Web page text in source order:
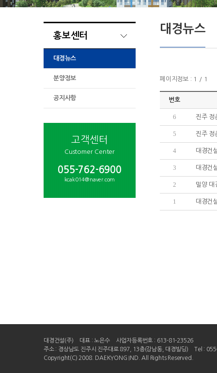
홍보센터
대경뉴스
분양정보
공지사항
고객센터
Customer Center
055-762-6900
kcak014@naver.com
대경뉴스
페이지정보 : 1 / 1
번호
6 진주 정
5 진주 정
4 대경건
3 대경건
2 밀양 대
1 대경건
대경건설(주) 대표 : 노은수
사업자등록번호 : 613-81-23526
주소 : 경상남도 진주시 진주대로 897, 13층(강남동, 대경빌딩)
Tel :
Copyright(C) 2008. DAEKYONG IND. All Rights Reserved.